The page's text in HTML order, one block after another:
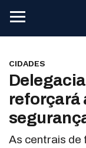
CIDADES
reforçará
As centrais de